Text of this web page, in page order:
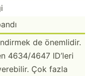
de önemlidir.
4634/4647 ID’leri
Çok fazla